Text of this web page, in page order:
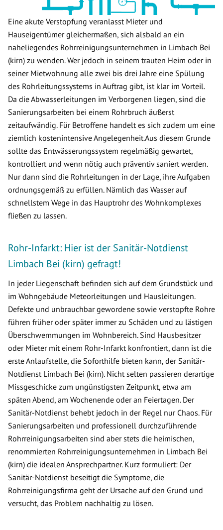
Eine akute Verstopfung veranlasst Mieter und
Hauseigentümer gleichermaßen, sich alsbald an ein
naheliegendes Rohrreinigungsunternehmen in Limbach Bei
(kirn) zu wenden. Wer jedoch in seinem trauten Heim oder in
seiner Mietwohnung alle zwei bis drei Jahre eine Spülung
des Rohrleitungssystems in Auftrag gibt, ist klar im Vorteil.
Da die Abwasserleitungen im Verborgenen liegen, sind die
Sanierungsarbeiten bei einem Rohrbruch äußerst
zeitaufwändig. Für Betroffene handelt es sich zudem um eine
ziemlich kostenintensive Angelegenheit.Aus diesem Grunde
sollte das Entwässerungssystem regelmäßig gewartet,
kontrolliert und wenn nötig auch präventiv saniert werden.
Nur dann sind die Rohrleitungen in der Lage, ihre Aufgaben
ordnungsgemäß zu erfüllen. Nämlich das Wasser auf
schnellstem Wege in das Hauptrohr des Wohnkomplexes
fließen zu lassen.
Rohr-Infarkt: Hier ist der Sanitär-Notdienst
Limbach Bei (kirn) gefragt!
In jeder Liegenschaft befinden sich auf dem Grundstück und
im Wohngebäude Meteorleitungen und Hausleitungen.
Defekte und unbrauchbar gewordene sowie verstopfte Rohre
führen früher oder später immer zu Schäden und zu lästigen
Überschwemmungen im Wohnbereich. Sind Hausbesitzer
oder Mieter mit einem Rohr-Infarkt konfrontiert, dann ist die
erste Anlaufstelle, die Soforthilfe bieten kann, der Sanitär-
Notdienst Limbach Bei (kirn). Nicht selten passieren derartige
Missgeschicke zum ungünstigsten Zeitpunkt, etwa am
späten Abend, am Wochenende oder an Feiertagen. Der
Sanitär-Notdienst behebt jedoch in der Regel nur Chaos. Für
Sanierungsarbeiten und professionell durchzuführende
Rohrreinigungsarbeiten sind aber stets die heimischen,
renommierten Rohrreinigungsunternehmen in Limbach Bei
(kirn) die idealen Ansprechpartner. Kurz formuliert: Der
Sanitär-Notdienst beseitigt die Symptome, die
Rohrreinigungsfirma geht der Ursache auf den Grund und
versucht, das Problem nachhaltig zu lösen.